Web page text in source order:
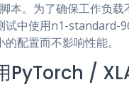
本。为了确保工作负载
试中使用n1-standard-
配置而不影响性能。
PyTorch /